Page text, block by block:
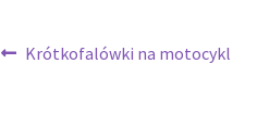
Nawigacja
Poprzedni
Krótkofalówki na motocykl